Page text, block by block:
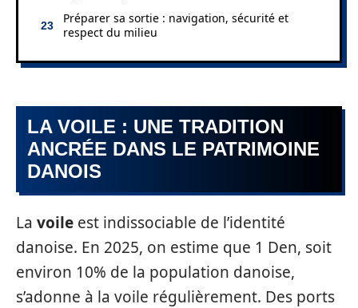
Préparer sa sortie : navigation, sécurité et
respect du milieu
LA VOILE : UNE TRADITION
ANCRÉE DANS LE PATRIMOINE
DANOIS
La voile est indissociable de l’identité
danoise. En 2025, on estime que 1 Den, soit
environ 10% de la population danoise,
s’adonne à la voile régulièrement. Des ports